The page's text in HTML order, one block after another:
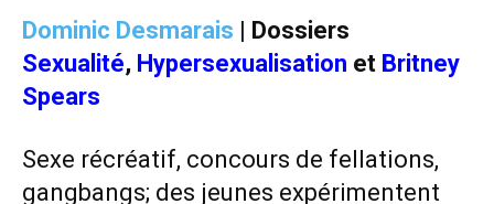
Dominic Desmarais | Dossiers
Sexualité, Hypersexualisation et Britney
Spears
Sexe récréatif, concours de fellations,
gangbangs; des jeunes expérimentent